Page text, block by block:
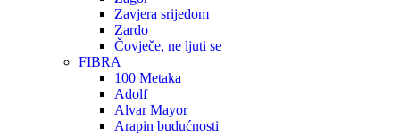
Zavjera srijedom
Zardo
Čovječe, ne ljuti se
FIBRA
100 Metaka
Adolf
Alvar Mayor
Arapin budućnosti